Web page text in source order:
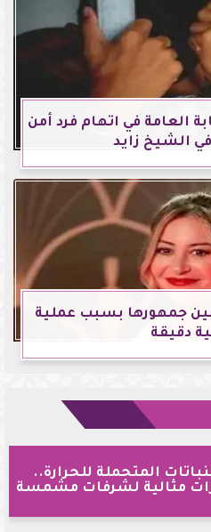
العامة في اتهام فرد أمن
الشيخ زايد
جمهورها بسبب عملية
دقيقة
المتحملة للحرارة..
مثالية لشرفات مشمسة